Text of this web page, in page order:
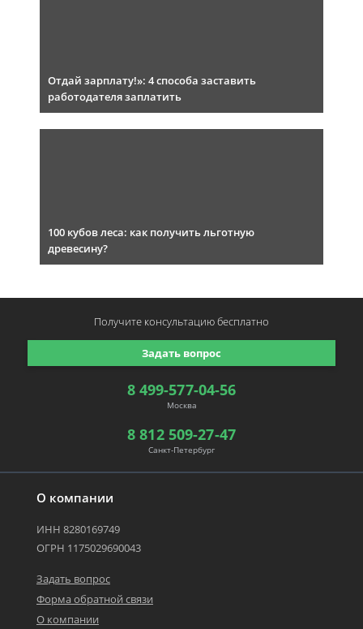
Отдай зарплату!»: 4 способа заставить
работодателя заплатить
100 кубов леса: как получить льготную
древесину?
О компании
ИНН 8280169749
ОГРН 1175029690043
Задать вопрос
Форма обратной связи
О компании
8 499-577-04-56
Москва
8 812 509-27-47
Санкт-Петербург
Задать вопрос
Получите консультациюбесплатно